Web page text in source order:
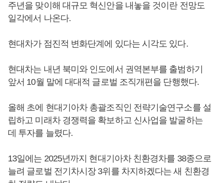
주년을 맞이해 대규모 혁신안을 내놓을 것이란 전망도
일각에서 나온다.
현대차가 점진적 변화단계에 있다는 시각도 있다.
현대차는 내년 북미와 인도에서 권역본부를 출범하기
앞서 10월 말에 대대적 글로벌 조직개편을 단행했다.
올해 초에 현대기아차 총괄조직인 전략기술연구소를 설
립하고 미래차 경쟁력을 확보하고 신사업을 발굴하는
데 투자를 늘렸다.
13일에는 2025년까지 현대기아차 친환경차를 38종으로
늘려 글로벌 전기차시장 3위를 차지하겠다는 새 친환경